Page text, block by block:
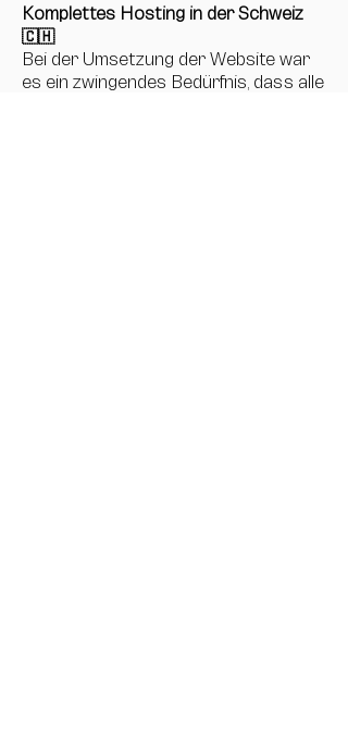
Komplettes Hosting in der Schweiz
🇨🇭
Bei der Umsetzung der Website war
es ein zwingendes Bedürfnis, dass alle